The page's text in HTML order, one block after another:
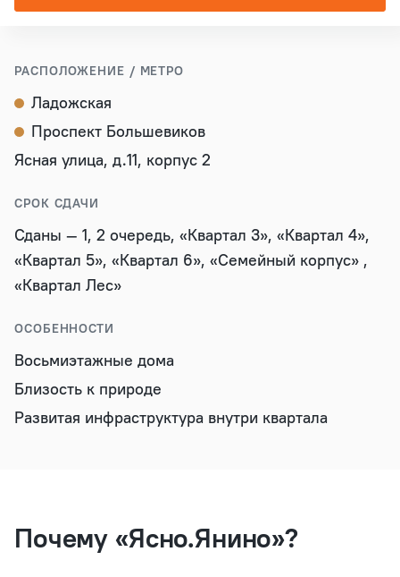
РАСПОЛОЖЕНИЕ / МЕТРО
Ладожская
Проспект Большевиков
Ясная улица, д.11, корпус 2
СРОК СДАЧИ
Сданы — 1, 2 очередь, «Квартал 3», «Квартал 4»,
«Квартал 5», «Квартал 6», «Семейный корпус» ,
«Квартал Лес»
ОСОБЕННОСТИ
Восьмиэтажные дома
Близость к природе
Развитая инфраструктура внутри квартала
Почему «Ясно.Янино»?